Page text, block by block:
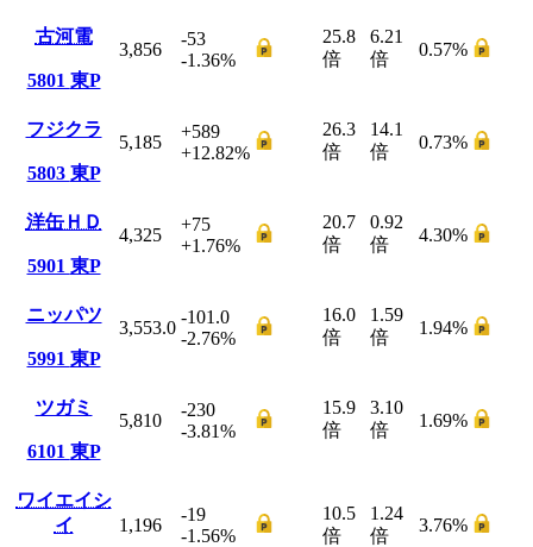
古河電
5801 東P
3,856
-53
-1.36%
25.8
倍
6.21
倍
0.57%
フジクラ
5803 東P
5,185
+589
+12.82%
26.3
倍
14.1
倍
0.73%
洋缶ＨＤ
5901 東P
4,325
+75
+1.76%
20.7
倍
0.92
倍
4.30%
ニッパツ
5991 東P
3,553.0
-101.0
-2.76%
16.0
倍
1.59
倍
1.94%
ツガミ
6101 東P
5,810
-230
-3.81%
15.9
倍
3.10
倍
1.69%
ワイエイシ
イ
1,196
-19
-1.56%
10.5
倍
1.24
倍
3.76%